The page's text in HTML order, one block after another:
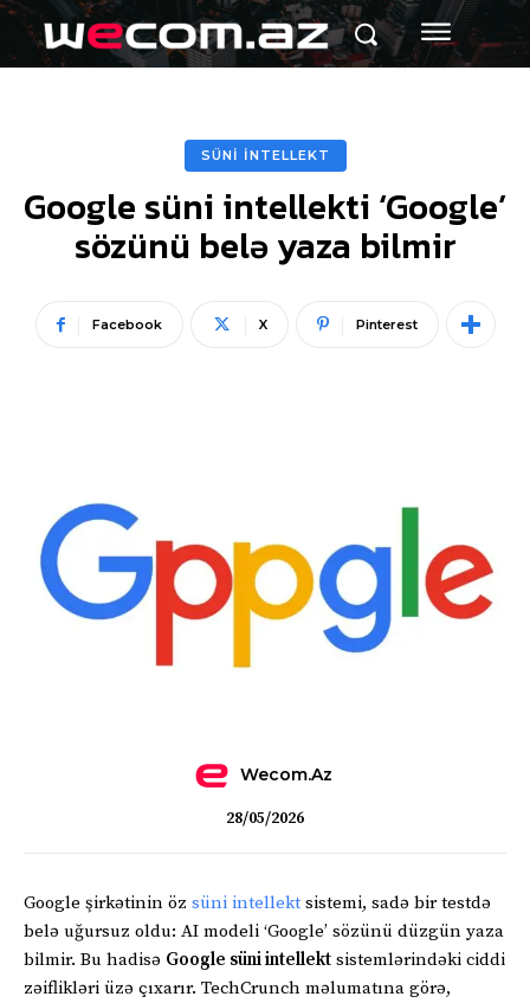
SÜNİ İNTELLEKT
Google süni intellekti ‘Google’
sözünü belə yaza bilmir
Facebook X Pinterest
Wecom.az
28/05/2026
Google şirkətinin öz süni intellekt sistemi, sadə bir testdə
belə uğursuz oldu: AI modeli ‘Google’ sözünü düzgün yaza
bilmir. Bu hadisə Google süni intellekt sistemlərindəki ciddi
zəiflikləri üzə çıxarır. TechCrunch məlumatına görə,